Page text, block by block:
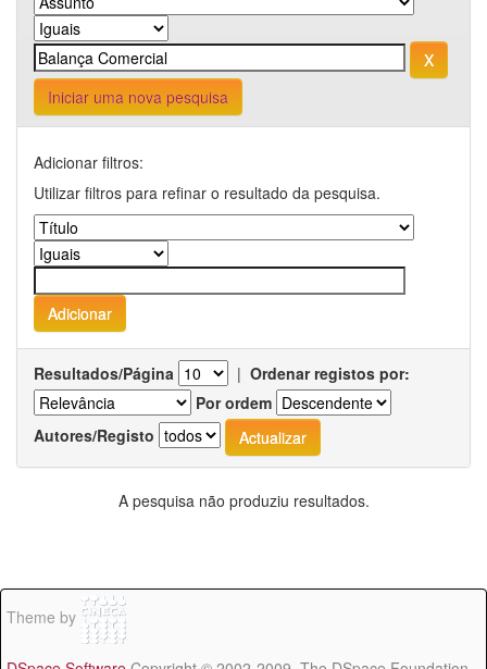
Iniciar uma nova pesquisa
Adicionar filtros:
Utilizar filtros para refinar o resultado da pesquisa.
Resultados/Página | Ordenar registos por:
Por ordem
Autores/Registo
A pesquisa não produziu resultados.
Theme by